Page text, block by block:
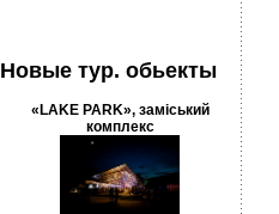
Новые тур. обьекты
«LAKE PARK», заміський
комплекс